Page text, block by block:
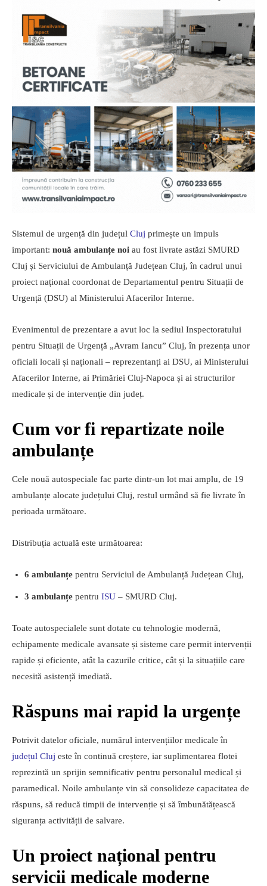
Sistemul de urgență din județul Cluj primește un impuls
important: nouă ambulanțe noi au fost livrate astăzi SMURD
Cluj și Serviciului de Ambulanță Județean Cluj, în cadrul unui
proiect național coordonat de Departamentul pentru Situații de
Urgență (DSU) al Ministerului Afacerilor Interne.
Evenimentul de prezentare a avut loc la sediul Inspectoratului
pentru Situații de Urgență „Avram Iancu” Cluj, în prezența unor
oficiali locali și naționali – reprezentanți ai DSU, ai Ministerului
Afacerilor Interne, ai Primăriei Cluj-Napoca și ai structurilor
medicale și de intervenție din județ.
Cum vor fi repartizate noile
ambulanțe
Cele nouă autospeciale fac parte dintr-un lot mai amplu, de 19
ambulanțe alocate județului Cluj, restul urmând să fie livrate în
perioada următoare.
Distribuția actuală este următoarea:
6 ambulanțe pentru Serviciul de Ambulanță Județean Cluj,
3 ambulanțe pentru ISU – SMURD Cluj.
Toate autospecialele sunt dotate cu tehnologie modernă,
echipamente medicale avansate și sisteme care permit intervenții
rapide și eficiente, atât la cazurile critice, cât și la situațiile care
necesită asistență imediată.
Răspuns mai rapid la urgențe
Potrivit datelor oficiale, numărul intervențiilor medicale în
județul Cluj este în continuă creștere, iar suplimentarea flotei
reprezintă un sprijin semnificativ pentru personalul medical și
paramedical. Noile ambulanțe vin să consolideze capacitatea de
răspuns, să reducă timpii de intervenție și să îmbunătățească
siguranța activității de salvare.
Un proiect național pentru
servicii medicale moderne